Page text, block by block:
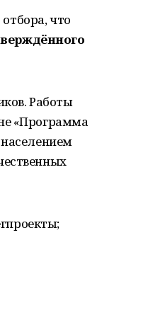
что
Работы
«Программа